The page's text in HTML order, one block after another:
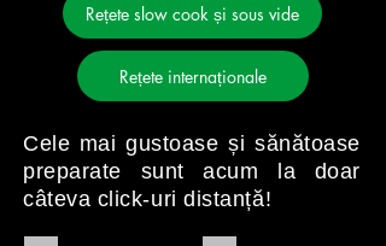
Cele mai gustoase și sănătoase
preparate sunt acum la doar
câteva click-uri distanță!
Rețete slow cook și sous vide
Rețete internaționale